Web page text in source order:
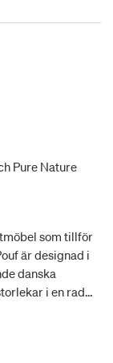
Pure Nature
som tillför
är designad i
danska
i en rad
förstärks av